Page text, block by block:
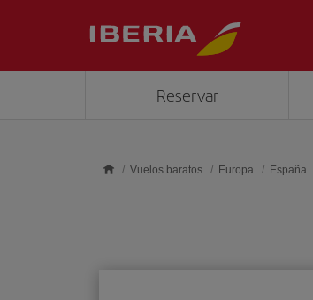
Reservar
Vuelos baratos Europa España